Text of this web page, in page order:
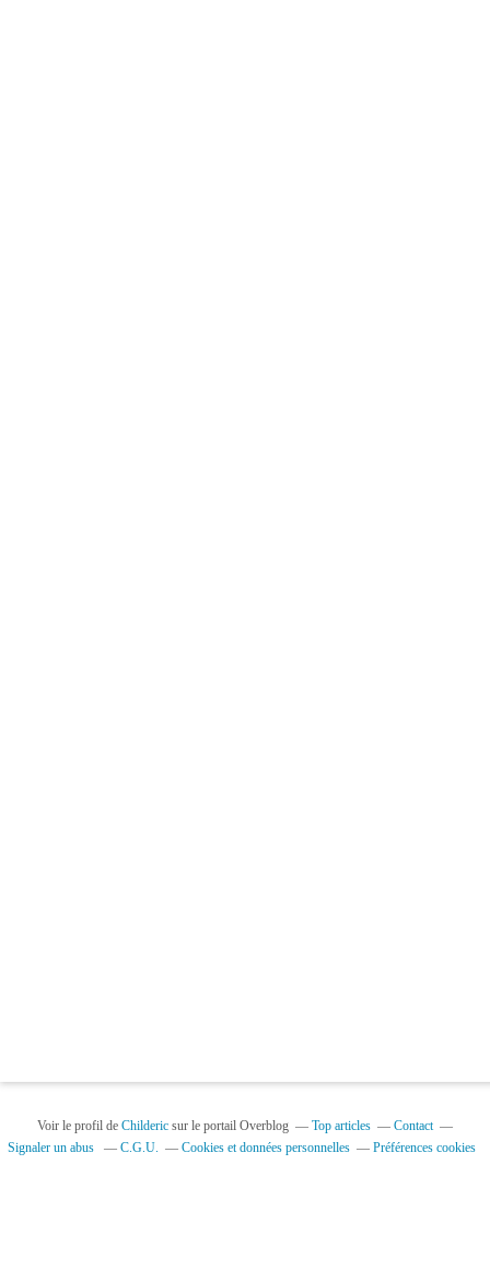
Voir le profil de Childeric sur le portail Overblog Top articles
Contact
Signaler un abus
C.G.U. Cookies et données personnelles Préférences cookies